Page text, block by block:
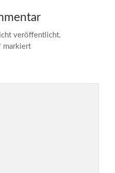
veröffentlicht.
markiert